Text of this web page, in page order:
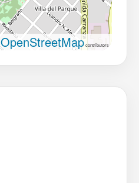
OpenStreetMapcontributors